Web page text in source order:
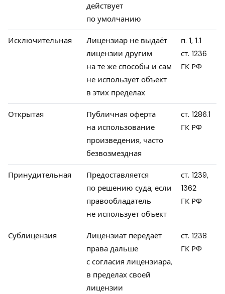
действует
по умолчанию
Исключительная
Лицензиар не выдаёт
лицензии другим
на те же способы и сам
не использует объект
в этих пределах
п. 1, 1.1
ст. 1236
ГК РФ
Открытая
Публичная оферта
на использование
произведения, часто
безвозмездная
ст. 1286.1
ГК РФ
Принудительная
Предоставляется
по решению суда, если
правообладатель
не использует объект
ст. 1239,
1362
ГК РФ
Сублицензия
Лицензиат передаёт
права дальше
с согласия лицензиара,
в пределах своей
лицензии
ст. 1238
ГК РФ